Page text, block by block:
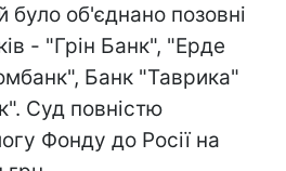
було об'єднано позовні
- "Грін Банк", "Ерде
Банк "Таврика"
Суд повністю
Фонду до Росії на